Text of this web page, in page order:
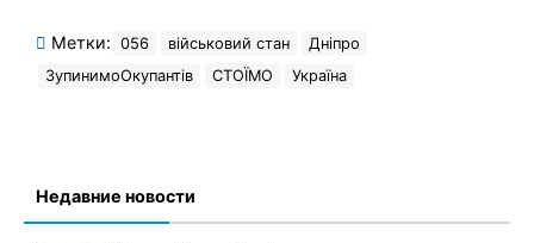
Метки: 056 військовий стан
Дніпро
ЗупинимоОкупантів
СТОЇМО Україна
Недавние новости